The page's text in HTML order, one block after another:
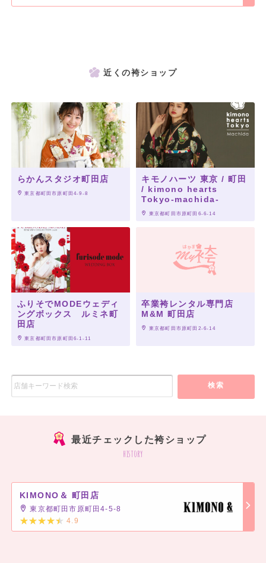
近くの袴ショップ
らかんスタジオ町田店
東京都町田市原町田4-9-8
キモノハーツ 東京 / 町田
/ kimono hearts
Tokyo-machida-
東京都町田市原町田6-6-14
ふりそでMODEウェディ
ングボックス ルミネ町
田店
東京都町田市原町田6-1-11
卒業袴レンタル専門店
M&M 町田店
東京都町田市原町田2-6-14
検索
最近チェックした袴ショップ
history
KIMONO＆ 町田店
東京都町田市原町田4-5-8
4.9